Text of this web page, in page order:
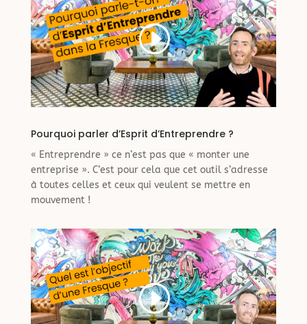
Pourquoi parler d’Esprit d’Entreprendre ?
« Entreprendre » ce n’est pas que « monter une
entreprise ». C’est pour cela que cet outil s’adresse
à toutes celles et ceux qui veulent se mettre en
mouvement !